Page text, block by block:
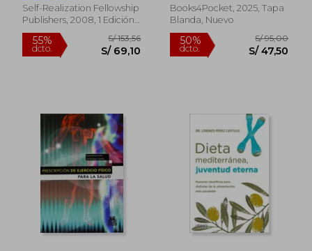
Self-Realization Fellowship
Publishers, 2008, 1 Edición,
Tapa Blanda, Nuevo
55%
dcto.
S/ 153,56
S/ 69,10
cuerpo humano
Books4Pocket, 2025, Tapa
Blanda, Nuevo
50%